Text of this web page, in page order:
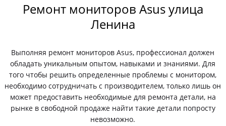
Ремонт мониторов Asus улица
Ленина
Выполняя ремонт мониторов Asus, профессионал должен
обладать уникальным опытом, навыками и знаниями. Для
того чтобы решить определенные проблемы с монитором,
необходимо сотрудничать с производителем, только лишь он
может предоставить необходимые для ремонта детали, на
рынке в свободной продаже найти такие детали попросту
невозможно.